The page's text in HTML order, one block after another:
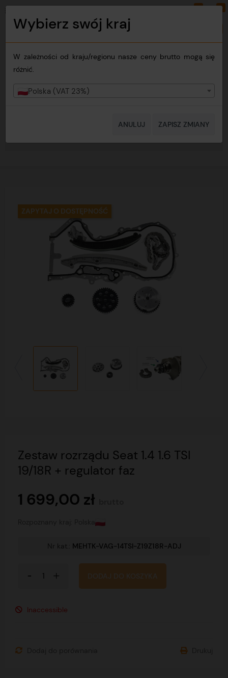
0 0
ZAPYTAJ O DOSTĘPNOŚĆ
Zestaw rozrządu Seat 1.4 1.6 TSI
19/18R + regulator faz
1 699,00 zł
Nr kat.: MEHTK-VAG-14TSI-Z19Z18R-ADJ
Inaccessible
Wybierz swój kraj
W zależności od kraju/regionu nasze ceny brutto mogą się
różnić.
Polska (VAT 23%)
ANULUJ ZAPISZ ZMIANY